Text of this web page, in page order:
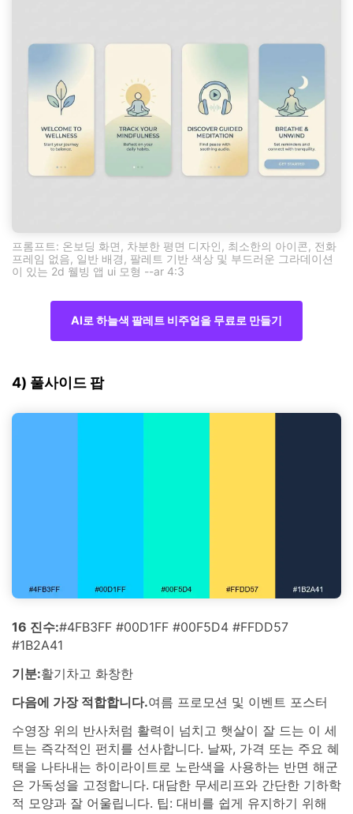
프롬프트: 온보딩 화면, 차분한 평면 디자인, 최소한의 아이콘, 전화
프레임 없음, 일반 배경, 팔레트 기반 색상 및 부드러운 그라데이션
이 있는 2d 웰빙 앱 ui 모형 --ar 4:3
AI로 하늘색 팔레트 비주얼을 무료로 만들기
4) 풀사이드 팝
16 진수:#4FB3FF #00D1FF #00F5D4 #FFDD57
#1B2A41
기분:활기차고 화창한
다음에 가장 적합합니다.여름 프로모션 및 이벤트 포스터
수영장 위의 반사처럼 활력이 넘치고 햇살이 잘 드는 이 세
트는 즉각적인 펀치를 선사합니다. 날짜, 가격 또는 주요 혜
택을 나타내는 하이라이트로 노란색을 사용하는 반면 해군
은 가독성을 고정합니다. 대담한 무세리프와 간단한 기하학
적 모양과 잘 어울립니다. 팁: 대비를 쉽게 유지하기 위해